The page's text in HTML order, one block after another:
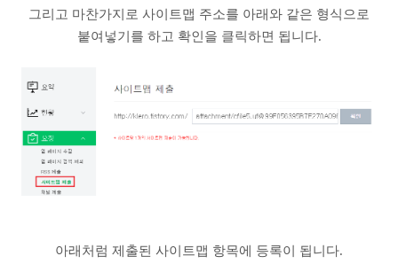
그리고 마찬가지로 사이트맵 주소를 아래와 같은 형식으로
붙여넣기를 하고 확인을 클릭하면 됩니다.
아래처럼 제출된 사이트맵 항목에 등록이 됩니다.